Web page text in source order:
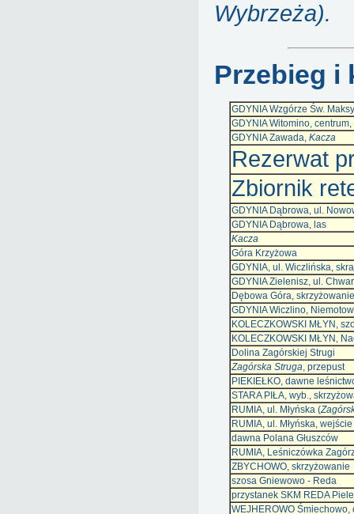
Wybrzeża).
Przebieg i
GDYNIA Wzgórze Św.
GDYNIA Witomino,
GDYNIA Zawada, Kacza
Rezerwat
Zbiornik
GDYNIA Dąbrowa, ul.
GDYNIA Dąbrowa, las
Kacza
Góra Krzyżowa
GDYNIA, ul. Wiczlińska,
GDYNIA Zielenisz, ul.
Dębowa Góra, skrzyżowanie
GDYNIA Wiczlino,
KOLECZKOWSKI MŁYN,
KOLECZKOWSKI MŁYN,
Dolina Zagórskiej Strugi
Zagórska Struga, przepust
PIEKIEŁKO, dawne
STARA PIŁA, wyb.,
RUMIA, ul. Młyńska (
RUMIA, ul. Młyńska,
dawna Polana Głuszców
RUMIA, Leśniczówka
ZBYCHOWO, skrzyżowanie
szosa Gniewowo - Reda
przystanek SKM REDA
WEJHEROWO Śmiechowo,